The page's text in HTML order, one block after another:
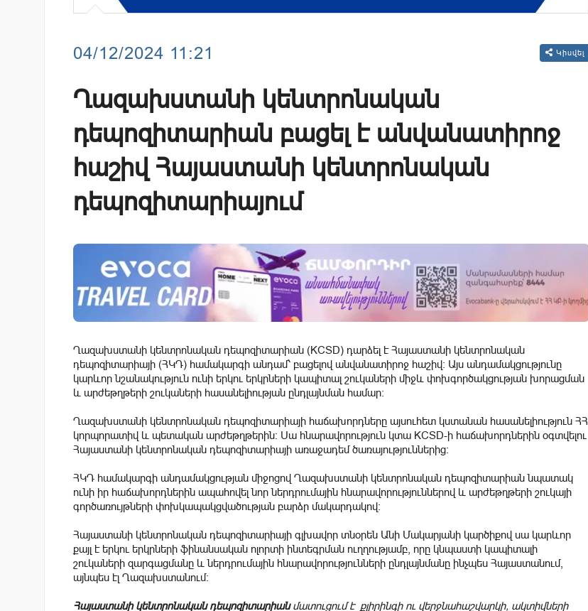
04/12/2024 11:21 Կիսվել
Ղազախստանի կենտրոնական
դեպոզիտարիան բացել է անվանատիրոջ
հաշիվ Հայաստանի կենտրոնական
դեպոզիտարիայում
Ղազախստանի կենտրոնական դեպոզիտարիան (KCSD) դարձել է Հայաստանի կենտրոնական
դեպոզիտարիայի (ՀԿԴ) համակարգի անդամ՝ բացելով անվանատիրոջ հաշիվ։ Այս անդամակցությունը
կարևոր նշանակություն ունի երկու երկրների կապիտալ շուկաների միջև փոխգործակցության խորացման
և արժեթղթերի շուկաների հասանելիության ընդլայնման համար:
Ղազախստանի կենտրոնական դեպոզիտարիայի հաճախորդները այսուհետ կստանան հասանելիություն ՀՀ
կորպորատիվ և պետական արժեթղթերին: Սա հնարավորություն կտա KCSD-ի հաճախորդներին օգտվելու
Հայաստանի կենտրոնական դեպոզիտարիայի առաջադեմ ծառայություններից։
ՀԿԴ համակարգի անդամակցության միջոցով Ղազախստանի կենտրոնական դեպոզիտարիան նպատակ
ունի իր հաճախորդներին ապահովել նոր ներդրումային հնարավորություններով և արժեթղթերի շուկայի
գործառույթների փոխկապակցվածության բարձր մակարդակով:
Հայաստանի կենտրոնական դեպոզիտարիայի գլխավոր տնօրեն Անի Մակարյանի կարծիքով սա կարևոր
քայլ է երկու երկրների ֆինանսական ոլորտի ինտեգրման ուղղությամբ, որը կնպաստի կապիտալի
շուկաների զարգացմանը և ներդրումային հնարավորությունների ընդլայնմանը ինչպես Հայաստանում,
այնպես էլ Ղազախստանում։
Հայաստանի կենտրոնական դեպոզիտարիանմատուցում է քլիրինգի ու վերջնահաշվարկի, ակտիվների